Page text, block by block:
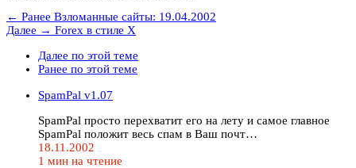
← Ранее Взломанные сайты: 19.04.2002
Далее → Forex в стиле Х
Далее по этой теме
Ранее по этой теме
SpamPal v1.07
SpamPal просто перехватит его на лету и самое главное
SpamPal положит весь спам в Ваш почт…
18.11.2002
1 мин на чтение